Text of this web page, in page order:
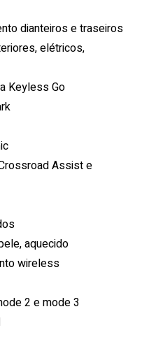
dianteiros e traseiros
elétricos,
Keyless Go
Assist e
aquecido
wireless
2 e mode 3